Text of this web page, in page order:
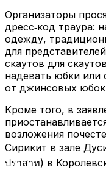
Организаторы
дресс‑код траура:
одежду,
для
скаутов для
надевать юбки или
от джинсовых
Кроме того, в
возложения
Сирикит в зале
ปราสาท) в